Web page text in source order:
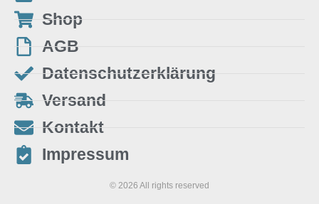
Shop
AGB
Datenschutzerklärung
Versand
Kontakt
Impressum
© 2026 All rights reserved